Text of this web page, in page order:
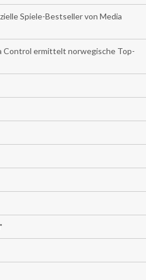
Spiele-Bestseller von Media
Control ermittelt norwegische Top-